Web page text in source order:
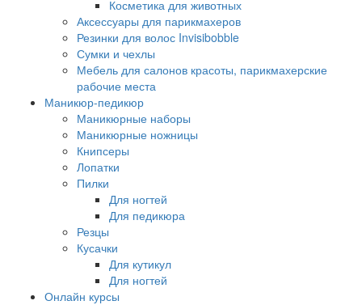
Косметика для животных
Аксессуары для парикмахеров
Резинки для волос Invisibobble
Сумки и чехлы
Мебель для салонов красоты, парикмахерские
рабочие места
Маникюр-педикюр
Маникюрные наборы
Маникюрные ножницы
Книпсеры
Лопатки
Пилки
Для ногтей
Для педикюра
Резцы
Кусачки
Для кутикул
Для ногтей
Онлайн курсы